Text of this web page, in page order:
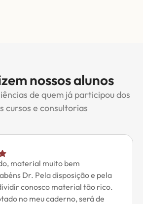
nossos alunos
de quem já participou dos
cursos e consultorias
material muito bem
Dr. Pela disposição e pela
conosco material tão rico.
no meu caderno, será de